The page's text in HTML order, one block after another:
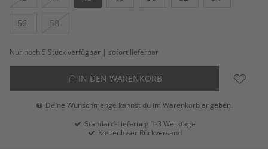
56 58
Nur noch 5 Stück verfügbar | sofort lieferbar
IN DEN WARENKORB
Deine Wunschmenge kannst du im Warenkorb angeben.
Standard-Lieferung 1-3 Werktage
Kostenloser Rückversand